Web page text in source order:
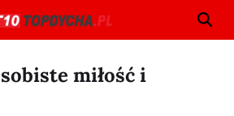
miłość i